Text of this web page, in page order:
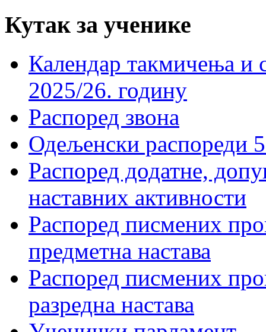
Кутак за ученике
Календар такмичења
2025/26. годину
Распоред звона
Одељенски распореди
Распоред додатне,
наставних активности
Распоред писмених
предметна настава
Распоред писмених
разредна настава